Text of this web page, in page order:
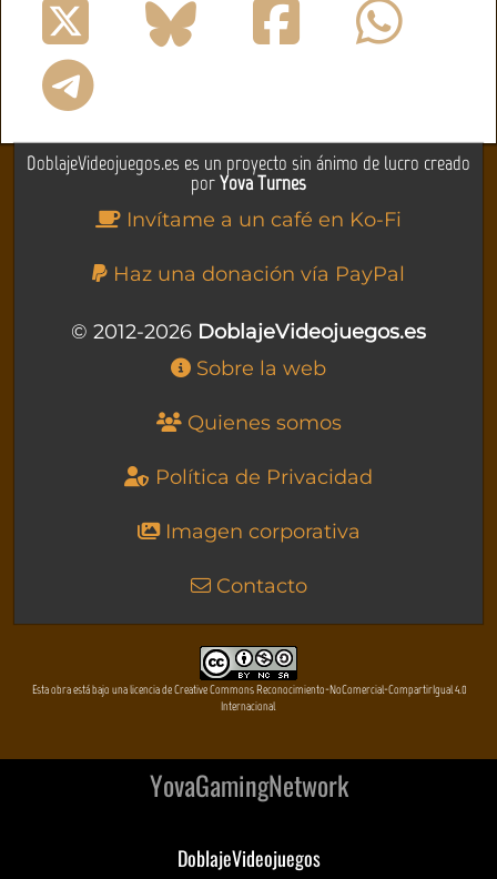
DoblajeVideojuegos.es es un proyecto sin ánimo de lucro creado
porYova Turnes
Invítame a un café en Ko-Fi
Haz una donación vía PayPal
© 2012-2026 DoblajeVideojuegos.es
Sobre la web
Quienes somos
Política de Privacidad
Imagen corporativa
Contacto
Esta obra está bajo una licencia de Creative Commons Reconocimiento-NoComercial-CompartirIgual 4.0
Internacional
YovaGamingNetwork
DoblajeVideojuegos